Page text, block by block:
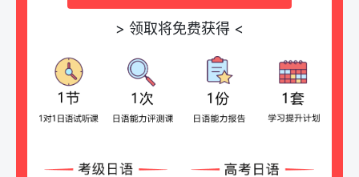
> 领取将免费获得 <